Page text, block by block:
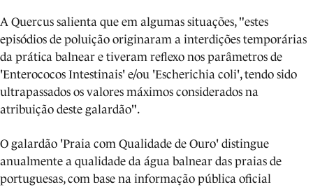
A Quercus salienta que em algumas situações, "estes
episódios de poluição originaram a interdições temporárias
da prática balnear e tiveram reflexo nos parâmetros de
'Enterococos Intestinais' e/ou 'Escherichia coli', tendo sido
ultrapassados os valores máximos considerados na
atribuição deste galardão".
O galardão 'Praia com Qualidade de Ouro' distingue
anualmente a qualidade da água balnear das praias de
portuguesas, com base na informação pública oficial